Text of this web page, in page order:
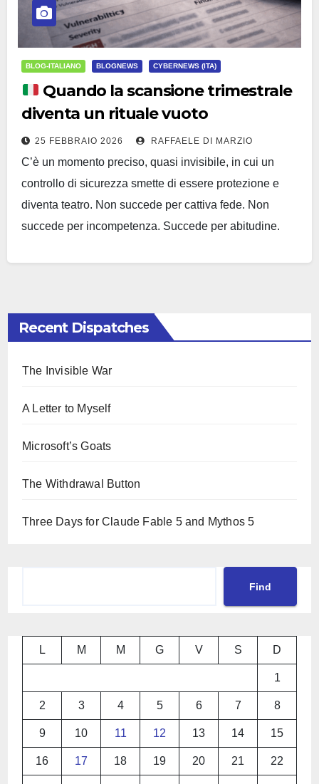
BLOG-ITALIANO BLOGNEWS CYBERNEWS (ITA)
Quando la scansione trimestrale
diventa un rituale vuoto
25 FEBBRAIO 2026 RAFFAELE DI MARZIO
C’è un momento preciso, quasi invisibile, in cui un
controllo di sicurezza smette di essere protezione e
diventa teatro. Non succede per cattiva fede. Non
succede per incompetenza. Succede per abitudine.
Recent Dispatches
The Invisible War
A Letter to Myself
Microsoft’s Goats
The Withdrawal Button
Three Days for Claude Fable 5 and Mythos 5
Find
L M M G V S D
1
2 3 4 5 6 7 8
9 10 11 12 13 14 15
16 17 18 19 20 21 22